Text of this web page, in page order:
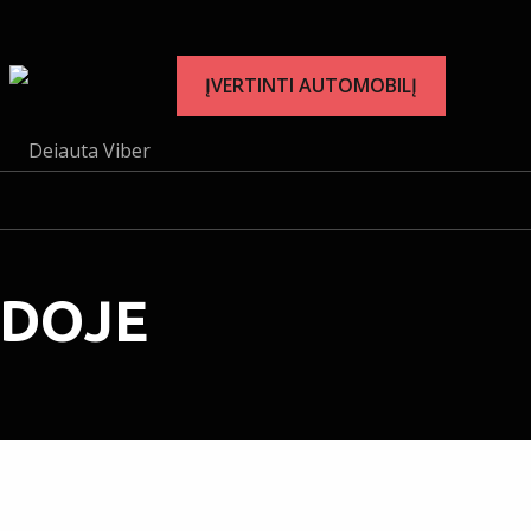
ĮVERTINTI AUTOMOBILĮ